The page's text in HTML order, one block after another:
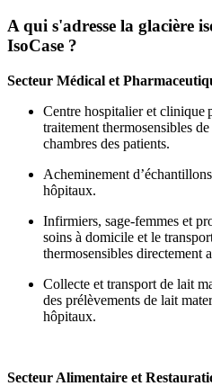
A qui s'adresse la glacière
IsoCase ?
Secteur Médical et
Centre hospitalier et clinique
traitement thermosensibles
chambres des patients.
Acheminement
hôpitaux.
Infirmiers, sage-femmes et
soins à domicile et le
thermosensibles directement
Collecte et transport de lait
des prélèvements de lait
hôpitaux.
Secteur Alimentaire et